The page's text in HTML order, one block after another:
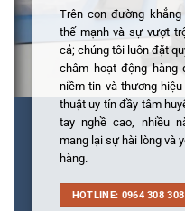
Trên con đường
thế mạnh và sự vượt
cả; chúng tôi luôn đặt
châm hoạt động hàng
niềm tin và thương
thuật uy tín đầy tâm
tay nghề cao, nhiều
mang lại sự hài lòng và
hàng.
HOTLINE: 0964 308 308